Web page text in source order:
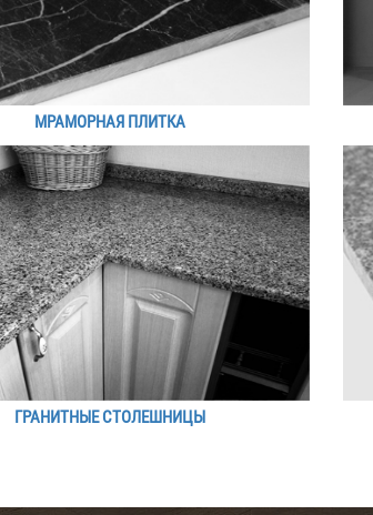
МРАМОРНАЯ ПЛИТКА
ГРАНИТНЫЕ СТОЛЕШНИЦЫ